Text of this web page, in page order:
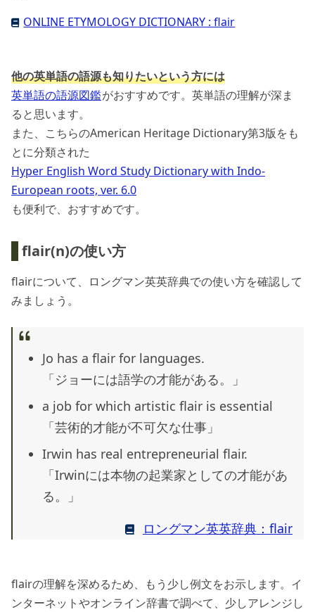
ONLINE ETYMOLOGY DICTIONARY : flair
他の英単語の語源も知りたいという方には
英単語の語源図鑑がおすすめです。英単語の理解が深ま
ると思います。
また、こちらのAmerican Heritage Dictionary第3版をも
とに分類された
Hyper English Word Study Dictionary with Indo-
European roots, ver. 6.0
も便利で、おすすめです。
flair(n)の使い方
flairについて、ロングマン英英辞典での使い方を確認して
みましょう。
Jo has a flair for languages.
「ジョーには語学の才能がある。」
a job for which artistic flair is essential
「芸術的才能が不可欠な仕事」
Irwin has real entrepreneurial flair.
「Irwinには本物の起業家としての才能があ
る。」
ロングマン英英辞典：flair
flairの理解を深めるため、もう少し例文をお示します。イ
ンターネットやオンライン辞書で調べて、少しアレンジし